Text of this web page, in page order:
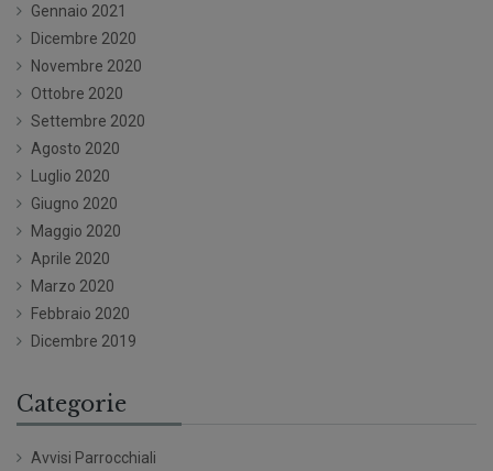
Gennaio 2021
Dicembre 2020
Novembre 2020
Ottobre 2020
Settembre 2020
Agosto 2020
Luglio 2020
Giugno 2020
Maggio 2020
Aprile 2020
Marzo 2020
Febbraio 2020
Dicembre 2019
Categorie
Avvisi Parrocchiali